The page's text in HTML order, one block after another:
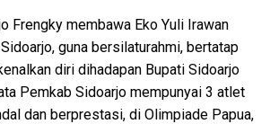
Frengky membawa Eko Yuli Irawan
guna bersilaturahmi, bertatap
diri dihadapan Bupati Sidoarjo
Pemkab Sidoarjo mempunyai 3 atlet
dan berprestasi, di Olimpiade Papua,